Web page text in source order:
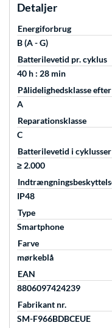
Detaljer
Energiforbrug
B (A - G)
Batterilevetid pr. cyklus
40 h : 28 min
Pålidelighedsklasse
A
Reparationsklasse
C
Batterilevetid i cyklusser
≥ 2.000
IP48
Type
Smartphone
Farve
mørkeblå
EAN
8806097424239
Fabrikant nr.
SM-F966BDBCEUE